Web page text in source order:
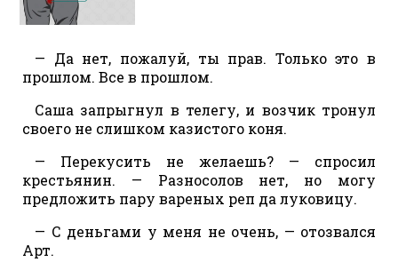
— Да нет, пожалуй, ты прав. Только это в
прошлом. Все в прошлом.
Саша запрыгнул в телегу, и возчик тронул
своего не слишком казистого коня.
— Перекусить не желаешь? — спросил
крестьянин. — Разносолов нет, но могу
предложить пару вареных реп да луковицу.
— С деньгами у меня не очень, — отозвался
Арт.